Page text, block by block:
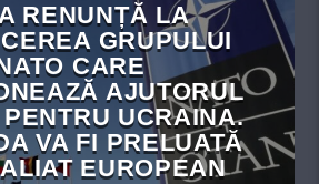
RENUNȚĂ LA
GRUPULUI
CARE
AJUTORUL
UCRAINA.
VA FI PRELUATĂ
EUROPEAN